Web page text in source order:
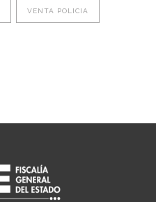
VENTA POLICIA